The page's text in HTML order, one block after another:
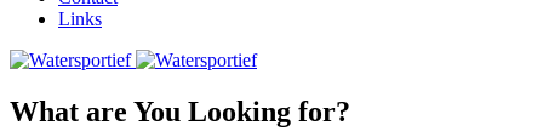
Links
What are You Looking for?